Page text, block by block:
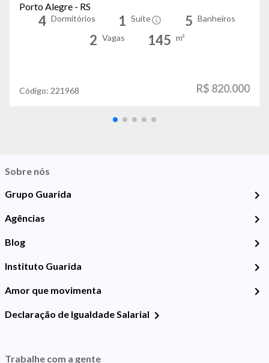
Porto Alegre - RS
4 Dormitórios 1 Suíte 5 Banheiros
2 Vagas 145 m²
Código: 221968 R$ 820.000
Sobre nós
Grupo Guarida
Agências
Blog
Instituto Guarida
Amor que movimenta
Declaração de Igualdade Salarial
Trabalhe com a gente